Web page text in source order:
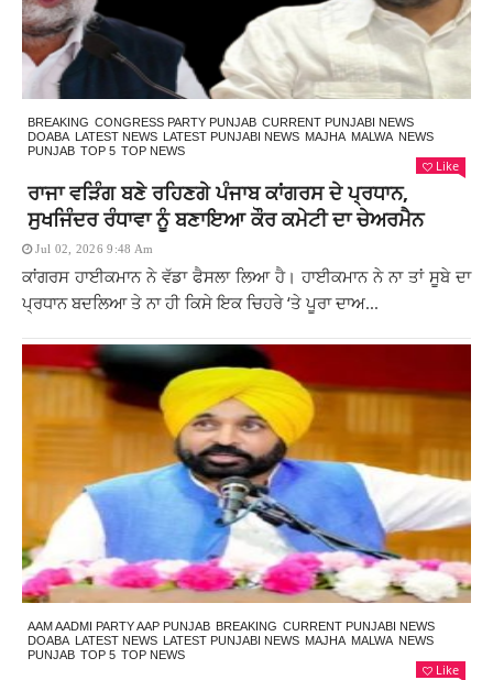
BREAKING CONGRESS PARTY PUNJAB CURRENT PUNJABI NEWS
DOABA LATEST NEWS LATEST PUNJABI NEWS MAJHA MALWA NEWS
PUNJAB TOP 5 TOP NEWS
Like
ਰਾਜਾ ਵੜਿੰਗ ਬਣੇ ਰਹਿਣਗੇ ਪੰਜਾਬ ਕਾਂਗਰਸ ਦੇ ਪ੍ਰਧਾਨ,
ਸੁਖਜਿੰਦਰ ਰੰਧਾਵਾ ਨੂੰ ਬਣਾਇਆ ਕੌਰ ਕਮੇਟੀ ਦਾ ਚੇਅਰਮੈਨ
Jul 02, 2026 9:48 Am
ਕਾਂਗਰਸ ਹਾਈਕਮਾਨ ਨੇ ਵੱਡਾ ਫੈਸਲਾ ਲਿਆ ਹੈ। ਹਾਈਕਮਾਨ ਨੇ ਨਾ ਤਾਂ ਸੂਬੇ ਦਾ
ਪ੍ਰਧਾਨ ਬਦਲਿਆ ਤੇ ਨਾ ਹੀ ਕਿਸੇ ਇਕ ਚਿਹਰੇ ‘ਤੇ ਪੂਰਾ ਦਾਅ...
AAM AADMI PARTY AAP PUNJAB BREAKING CURRENT PUNJABI NEWS
DOABA LATEST NEWS LATEST PUNJABI NEWS MAJHA MALWA NEWS
PUNJAB TOP 5 TOP NEWS
Like